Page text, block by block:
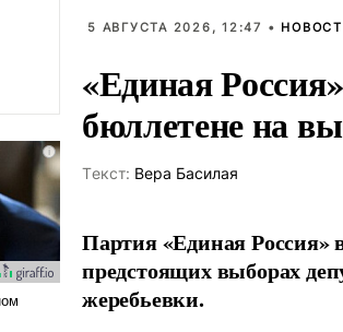
5 АВГУСТА 2026, 12:47 •
«Единая
бюллетене на
Tекст: Вера Басилая
Партия «Единая Россия»
предстоящих выборах
жеребьевки.